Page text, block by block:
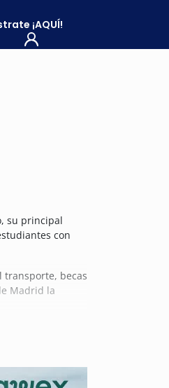
¡AQUÍ!
su principal
con
transporte, becas
Madrid la
Madrid más